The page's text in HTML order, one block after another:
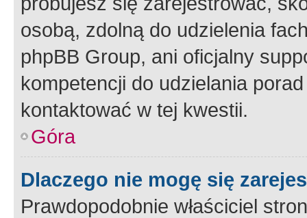
osobą, zdolną do udzielenia
phpBB Group, ani oficjalny
kompetencji do udzielania
kontaktować w tej kwestii.
Góra
Dlaczego nie mogę się
Prawdopodobnie właściciel